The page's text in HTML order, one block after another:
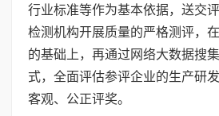
行业标准等作为基本依据，送交
检测机构开展质量的严格测评，
的基础上，再通过网络大数据搜
式，全面评估参评企业的生产研
客观、公正评奖。